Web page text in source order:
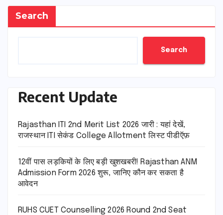
Search
Search
Recent Update
Rajasthan ITI 2nd Merit List 2026 जारी : यहां देखें,
राजस्थान ITI सेकंड College Allotment लिस्ट पीडीऍफ़
12वीं पास लड़कियों के लिए बड़ी खुशखबरी! Rajasthan ANM
Admission Form 2026 शुरू, जानिए कौन कर सकता है
आवेदन
RUHS CUET Counselling 2026 Round 2nd Seat